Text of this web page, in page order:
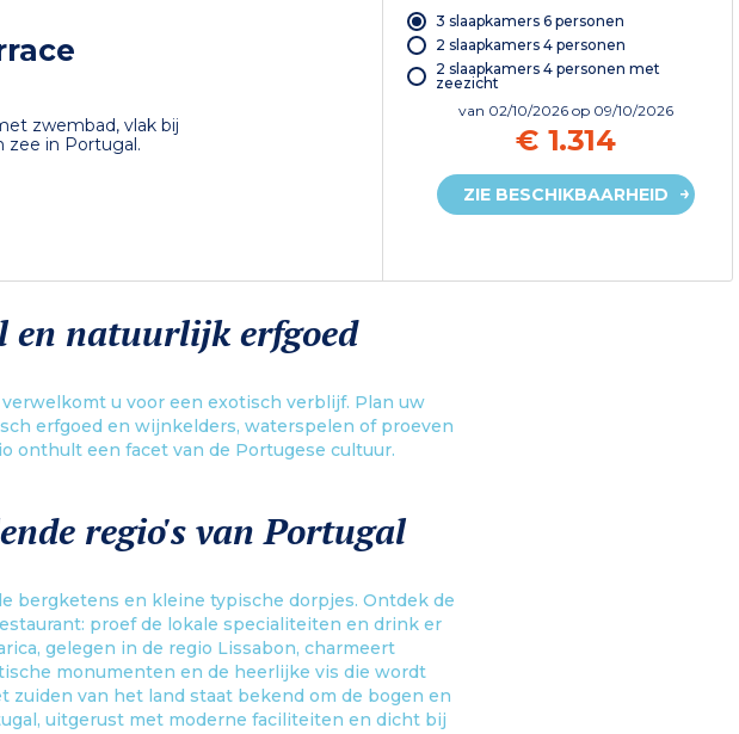
zwembad, vlak bij
zee in Portugal.
3 slaapkamers 6 personen
2 slaapkamers 4 personen
2 slaapkamers 4 personen met
zeezicht
van 02/10/2026 op 09/10/2026
€ 1.314
ZIE BESCHIKBAARHEID
en natuurlijk erfgoed
u voor een exotisch verblijf. Plan uw
erfgoed en wijnkelders, waterspelen of proeven
onthult een facet van de Portugese cultuur.
regio's van Portugal
bergketens en kleine typische dorpjes. Ontdek de
proef de lokale specialiteiten en drink er
gelegen in de regio Lissabon, charmeert
monumenten en de heerlijke vis die wordt
zuiden van het land staat bekend om de bogen en
uitgerust met moderne faciliteiten en dicht bij